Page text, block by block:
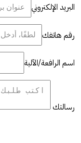
البريد الإلكتروني
رقم هاتفك
اسم الرافعة/الآلية
رسالتك